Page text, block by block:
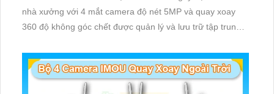
nhà xưởng với 4 mắt camera độ nét 5MP và quay xoay
360 độ không góc chết được quản lý và lưu trữ tập trung